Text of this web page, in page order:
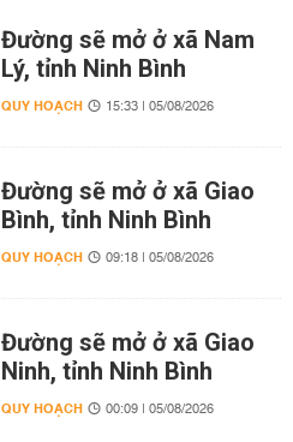
Đường sẽ mở ở xã Nam
Lý, tỉnh Ninh Bình
QUY HOẠCH 15:33 | 05/08/2026
Đường sẽ mở ở xã Giao
Bình, tỉnh Ninh Bình
QUY HOẠCH 09:18 | 05/08/2026
Đường sẽ mở ở xã Giao
Ninh, tỉnh Ninh Bình
QUY HOẠCH 00:09 | 05/08/2026